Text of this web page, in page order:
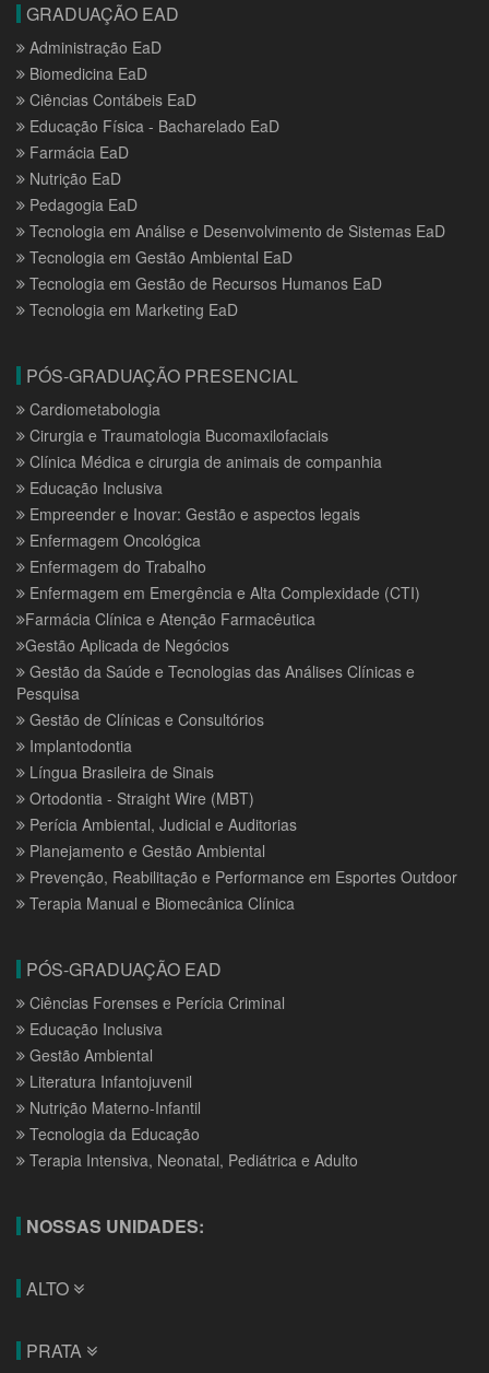
GRADUAÇÃO EAD
Administração EaD
Biomedicina EaD
Ciências Contábeis EaD
Educação Física - Bacharelado EaD
Farmácia EaD
Nutrição EaD
Pedagogia EaD
Tecnologia em Análise e Desenvolvimento de Sistemas EaD
Tecnologia em Gestão Ambiental EaD
Tecnologia em Gestão de Recursos Humanos EaD
Tecnologia em Marketing EaD
PÓS-GRADUAÇÃO PRESENCIAL
Cardiometabologia
Cirurgia e Traumatologia Bucomaxilofaciais
Clínica Médica e cirurgia de animais de companhia
Educação Inclusiva
Empreender e Inovar: Gestão e aspectos legais
Enfermagem Oncológica
Enfermagem do Trabalho
Enfermagem em Emergência e Alta Complexidade (CTI)
Farmácia Clínica e Atenção Farmacêutica
Gestão Aplicada de Negócios
Gestão da Saúde e Tecnologias das Análises Clínicas e
Pesquisa
Gestão de Clínicas e Consultórios
Implantodontia
Língua Brasileira de Sinais
Ortodontia - Straight Wire (MBT)
Perícia Ambiental, Judicial e Auditorias
Planejamento e Gestão Ambiental
Prevenção, Reabilitação e Performance em Esportes Outdoor
Terapia Manual e Biomecânica Clínica
PÓS-GRADUAÇÃO EAD
Ciências Forenses e Perícia Criminal
Educação Inclusiva
Gestão Ambiental
Literatura Infantojuvenil
Nutrição Materno-Infantil
Tecnologia da Educação
Terapia Intensiva, Neonatal, Pediátrica e Adulto
NOSSAS UNIDADES:
ALTO
PRATA